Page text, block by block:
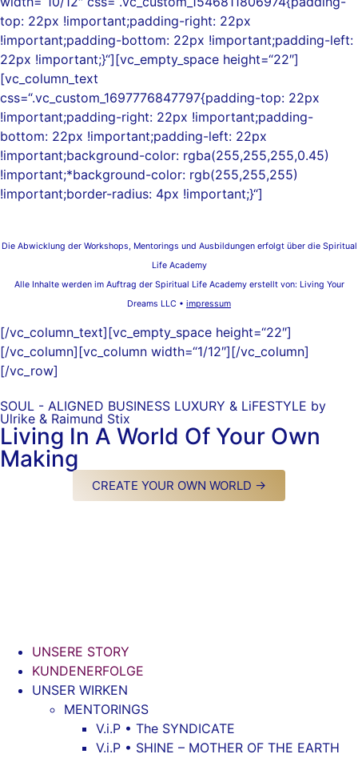
top: 22px !important;padding-right: 22px
!important;padding-bottom: 22px !important;padding-left:
22px !important;}“][vc_empty_space height=“22″]
[vc_column_text
css=“.vc_custom_1697776847797{padding-top: 22px
!important;padding-right: 22px !important;padding-
bottom: 22px !important;padding-left: 22px
!important;background-color: rgba(255,255,255,0.45)
!important;*background-color: rgb(255,255,255)
!important;border-radius: 4px !important;}“]
Die Abwicklung der Workshops, Mentorings und Ausbildungen erfolgt über die Spiritual
Life Academy
Alle Inhalte werden im Auftrag der Spiritual Life Academy erstellt von: Living Your
Dreams LLC • impressum
[/vc_column_text][vc_empty_space height=“22″]
[/vc_column][vc_column width=“1/12″][/vc_column]
[/vc_row]
SOUL - ALIGNED BUSINESS LUXURY & LiFESTYLE by
Ulrike & Raimund Stix
Living In A World Of Your Own
Making
CREATE YOUR OWN WORLD →
UNSERE STORY
KUNDENERFOLGE
UNSER WIRKEN
MENTORINGS
V.i.P • The SYNDICATE
V.i.P • SHINE – MOTHER OF THE EARTH